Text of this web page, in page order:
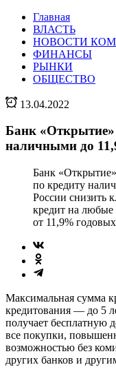
Главная
ВЛАСТЬ
НОВОСТИ
ФИНАНСЫ
РЫНКИ
ОБЩЕСТВО
13.04.2022
Банк «Открытие»
наличными до
Банк
по кредиту
России снизить
кредит на
от 11,9%
Максимальная сумма
кредитования — до 5
получает бесплатную
все покупки,
возможностью без
других банков и